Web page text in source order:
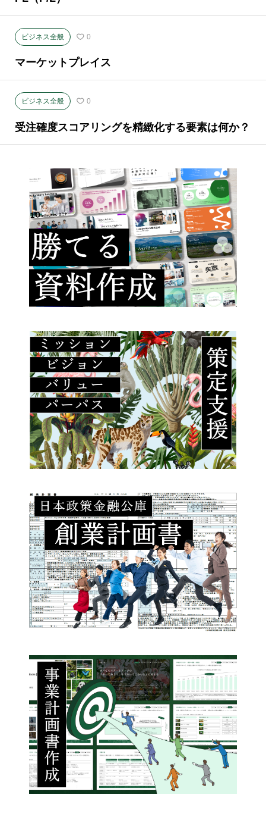
ビジネス全般 0
マーケットプレイス
ビジネス全般 0
受注確度スコアリングを精緻化する要素は何か？